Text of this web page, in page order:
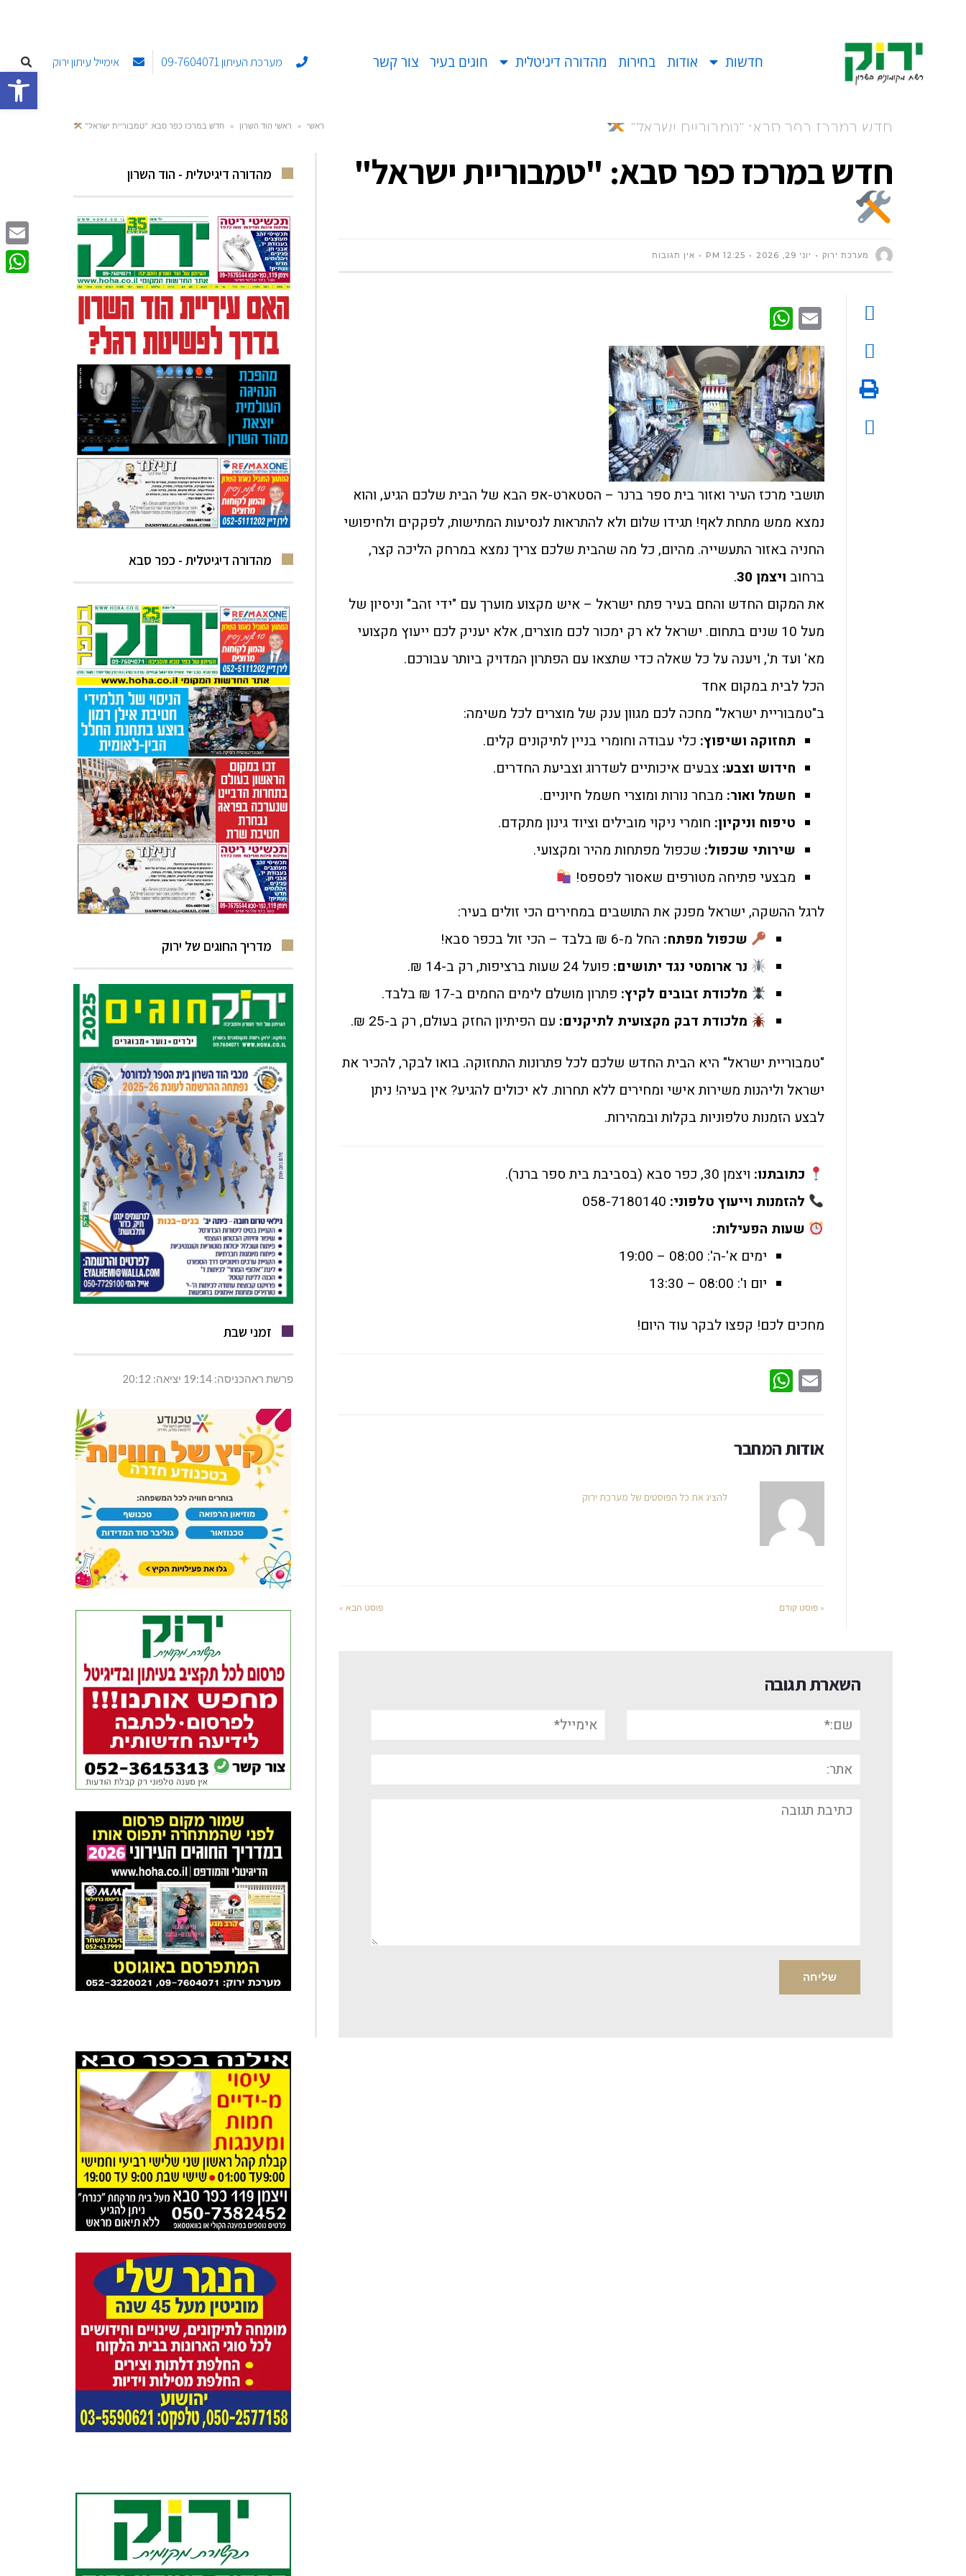
פתח חדשות אודות בחירות מהדורה דיגיטלית חוגים בעיר צור קשר מערכת העיתון 09-7604071 אימייל עיתון ירוק
חדש במרכז כפר סבא: "טמבוריית ישראל" ראשי » ראשי הוד השרון » חדש במרכז כפר סבא: "טמבוריית ישראל"
חדש במרכז כפר סבא: "טמבוריית ישראל"
מערכת ירוק יוני 29, 2026 12:25 PM אין תגובות
Email
תושבי מרכז העיר ואזור בית ספר ברנר – הסטארט-אפ הבא של הבית שלכם הגיע, והוא
נמצא ממש מתחת לאף! תגידו שלום ולא להתראות לנסיעות המתישות, לפקקים ולחיפושי
החניה באזור התעשייה. מהיום, כל מה שהבית שלכם צריך נמצא במרחק הליכה קצר,
ברחוב ויצמן 30
.
את המקום החדש והחם בעיר פתח ישראל – איש מקצוע מוערך עם "ידי זהב" וניסיון של
מעל 10 שנים בתחום. ישראל לא רק ימכור לכם מוצרים, אלא יעניק לכם ייעוץ מקצועי
מא' ועד ת', ויענה על כל שאלה כדי שתצאו עם הפתרון המדויק ביותר עבורכם.
הכל לבית במקום אחד
ב"טמבוריית ישראל" מחכה לכם מגוון ענק של מוצרים לכל משימה:
תחזוקה ושיפוץ: כלי עבודה וחומרי בניין לתיקונים קלים.
חידוש וצבע: צבעים איכותיים לשדרוג וצביעת החדרים.
חשמל ואור: מבחר נורות ומוצרי חשמל חיוניים.
טיפוח וניקיון: חומרי ניקוי מובילים וציוד גינון מתקדם.
שירותי שכפול: שכפול מפתחות מהיר ומקצועי.
מבצעי פתיחה מטורפים שאסור לפספס!
לרגל ההשקה, ישראל מפנק את התושבים במחירים הכי זולים בעיר:
שכפול מפתח: החל מ-6 ₪ בלבד – הכי זול בכפר סבא!
נר ארומטי נגד יתושים: פועל 24 שעות ברציפות, רק ב-14 ₪.
מלכודת זבובים לקיץ: פתרון מושלם לימים החמים ב-17 ₪ בלבד.
מלכודת דבק מקצועית לתיקנים: עם הפיתיון החזק בעולם, רק ב-25 ₪.
"טמבוריית ישראל" היא הבית החדש שלכם לכל פתרונות התחזוקה. בואו לבקר, להכיר את
ישראל וליהנות משירות אישי ומחירים ללא תחרות. לא יכולים להגיע? אין בעיה! ניתן
לבצע הזמנות טלפוניות בקלות ובמהירות.
כתובתנו: ויצמן 30, כפר סבא (בסביבת בית ספר ברנר).
להזמנות וייעוץ טלפוני:
שעות הפעילות:
ימים א'-ה': 08:00 – 19:00
יום ו': 08:00 – 13:30
מחכים לכם! קפצו לבקר עוד היום!
Email
אודות המחבר
להציג את כל הפוסטים של מערכת ירוק
« פוסט קודם פוסט הבא »
השארת תגובה
אימייל*
תגובה
מהדורה דיגיטלית - הוד השרון
מהדורה דיגיטלית - כפר סבא
מדריך החוגים של ירוק
זמני שבת
פרשת ראהכניסה: 19:14 יציאה: 20:12